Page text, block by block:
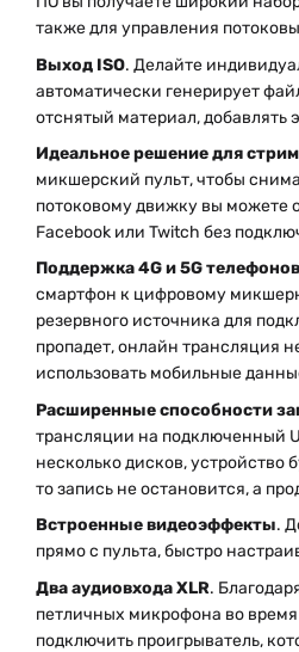
также для управления
Выход ISO. Делайте
автоматически генерирует
отснятый материал, добавлять
Идеальное решение для
микшерский пульт, чтобы
потоковому движку вы можете
Facebook или Twitch без
Поддержка 4G и 5G телефонов
смартфон к цифровому
резервного источника для
пропадет, онлайн трансляция
использовать мобильные
Расширенные способности
трансляции на подключенный
несколько дисков, устройство
то запись не остановится, а
Встроенные видеоэффекты.
прямо с пульта, быстро
Два аудиовхода XLR.
петличных микрофона во
подключить проигрыватель,